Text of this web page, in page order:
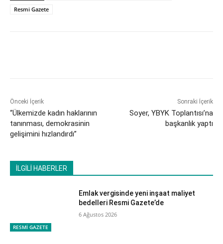
Resmi Gazete
Önceki İçerik
“Ülkemizde kadın haklarının
tanınması, demokrasinin
gelişimini hızlandırdı”
Sonraki İçerik
Soyer, YBYK Toplantısı’na
başkanlık yaptı
İLGİLİ HABERLER
RESMİ GAZETE
Emlak vergisinde yeni inşaat maliyet
bedelleri Resmi Gazete’de
6 Ağustos 2026